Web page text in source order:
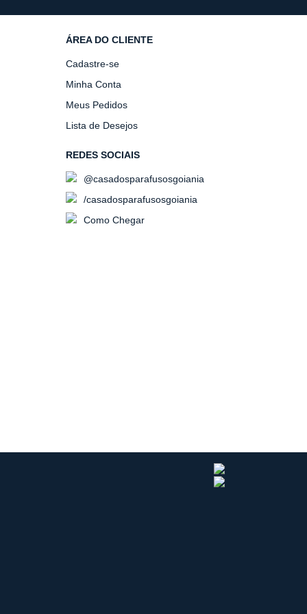
ÁREA DO CLIENTE
Cadastre-se
Minha Conta
Meus Pedidos
Lista de Desejos
REDES SOCIAIS
@casadosparafusosgoiania
/casadosparafusosgoiania
Como Chegar